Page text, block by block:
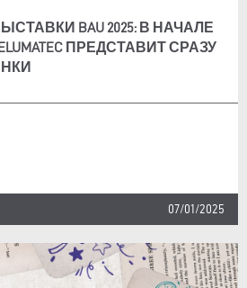
BAU 2025: В НАЧАЛЕ
ПРЕДСТАВИТ СРАЗУ
07/01/2025